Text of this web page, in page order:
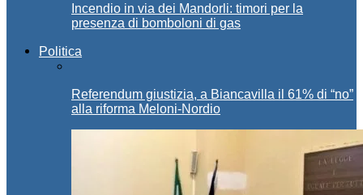
Incendio in via dei Mandorli: timori per la
presenza di bomboloni di gas
Politica
Referendum giustizia, a Biancavilla il 61% di “no”
alla riforma Meloni-Nordio